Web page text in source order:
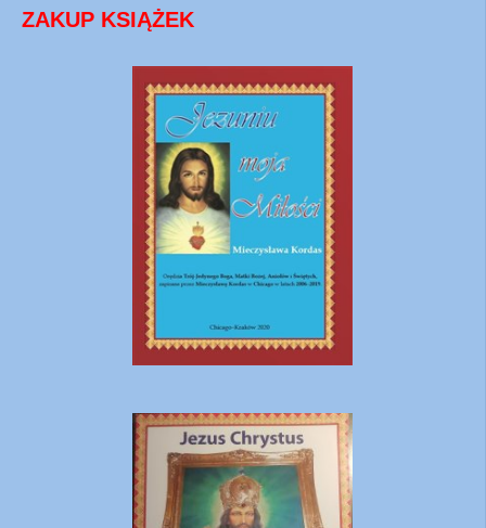
ZAKUP KSIĄŻEK